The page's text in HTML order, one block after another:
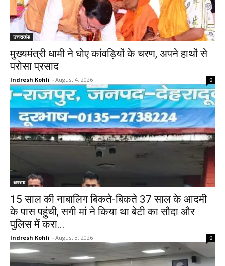
उत्तराखंड
मुख्यमंत्री धामी ने धोए कांवड़ियों के चरण, अपने हाथों से
परोसा प्रसाद
Indresh Kohli - August 4, 2026 0
अपराध
15 साल की नाबालिग बिकते-बिकते 37 साल के आदमी
के पास पहुंची, सगी मां ने किया था बेटी का सौदा और
पुलिस में करा...
Indresh Kohli - August 3, 2026 0